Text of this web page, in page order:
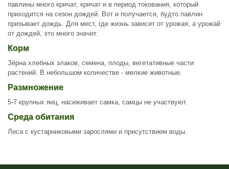
павлины много кричат, кричат и в период токования, который
приходится на сезон дождей. Вот и получается, будто павлин
призывает дождь. Для мест, где жизнь зависит от урожая, а урожай
от дождей, это много значит.
Корм
Зёрна хлебных злаков, семена, плоды, вегетативные части
растений. В небольшом количестве - мелкие животные.
Размножение
5-7 крупных яиц, насиживает самка, самцы не участвуют.
Среда обитания
Леса с кустарниковыми зарослями и присутствием воды.